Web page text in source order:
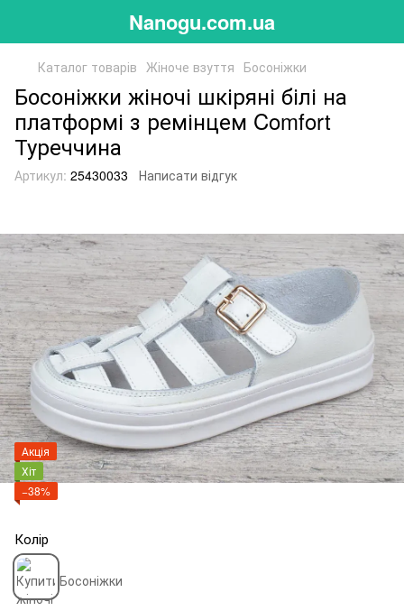
Nanogu.com.ua
Каталог товарів Жіноче взуття Босоніжки
Босоніжки жіночі шкіряні білі на
платформі з ремінцем Comfort
Туреччина
Артикул: 25430033 Написати відгук
Акція
Хіт
−38%
Колір